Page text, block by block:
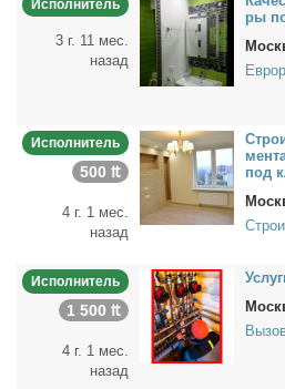
Исполнитель
3 г. 11 мес.
назад
ры
Исполнитель
500 ₶
4 г. 1 мес.
назад
под
Исполнитель
1 500 ₶
4 г. 1 мес.
назад